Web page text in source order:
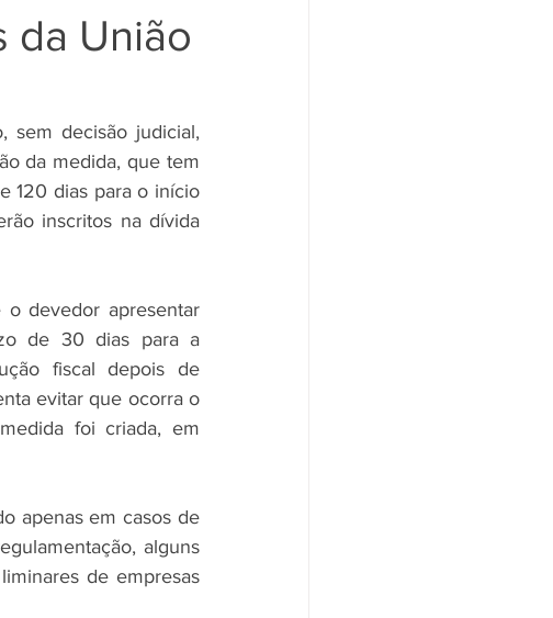
da União
sem decisão judicial,
da medida, que tem
120 dias para o início
inscritos na dívida
devedor apresentar
de 30 dias para a
fiscal depois de
evitar que ocorra o
foi criada, em
apenas em casos de
alguns
de empresas